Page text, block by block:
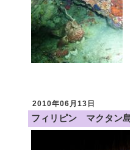
2010年06月13日
フィリピン マクタン